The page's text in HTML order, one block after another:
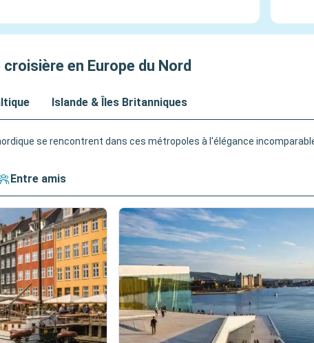
en Europe du Nord
Islande & Îles Britanniques
se rencontrent dans ces métropoles à l'élégance
Entre amis